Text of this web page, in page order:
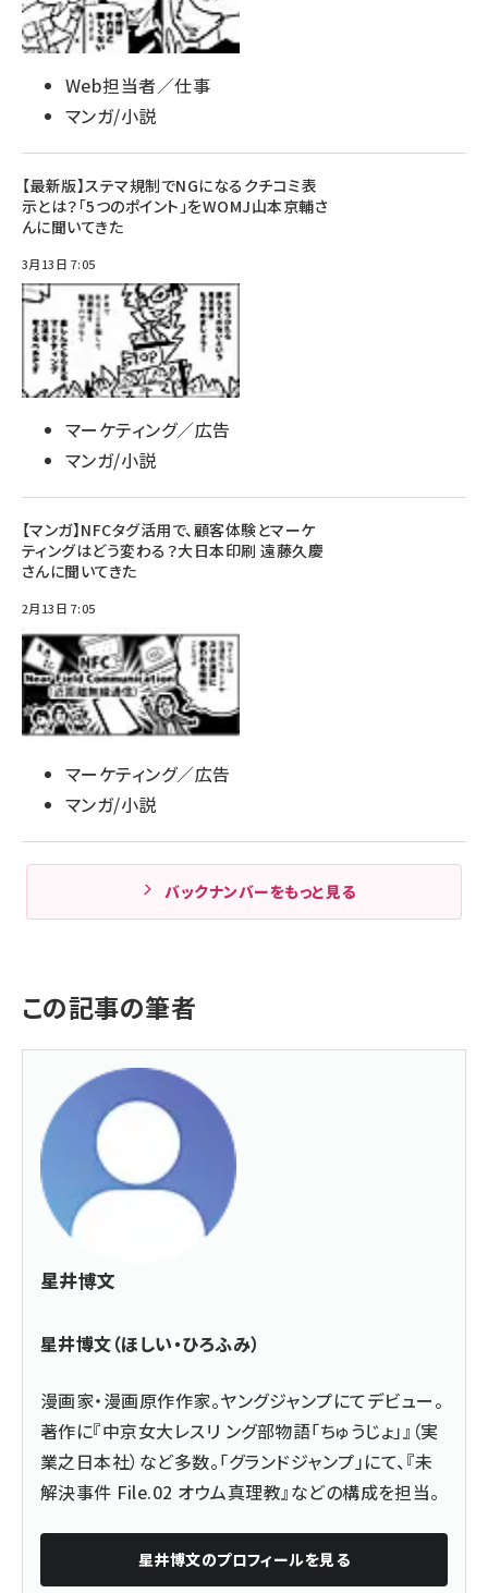
Web担当者／仕事
マンガ/小説
【最新版】ステマ規制でNGになるクチコミ表
示とは？「5つのポイント」をWOMJ山本京輔さ
んに聞いてきた
3月13日 7:05
マーケティング／広告
マンガ/小説
【マンガ】NFCタグ活用で、顧客体験とマーケ
ティングはどう変わる？大日本印刷 遠藤久慶
さんに聞いてきた
2月13日 7:05
マーケティング／広告
マンガ/小説
バックナンバーをもっと見る
この記事の筆者
星井博文
星井博文（ほしい・ひろふみ）
漫画家・漫画原作作家。ヤングジャンプにてデビュー。
著作に『中京女大レスリ ング部物語「ちゅうじょ」』（実
業之日本社）など多数。「グランドジャンプ」にて、『未
解決事件 File.02 オウム真理教』などの構成を担当。
星井博文のプロフィールを見る